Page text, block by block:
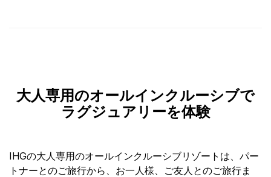
大人専用のオールインクルーシブで
ラグジュアリーを体験
IHGの大人専用のオールインクルーシブリゾートは、パー
トナーとのご旅行から、お一人様、ご友人とのご旅行ま